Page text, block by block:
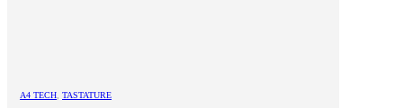
A4 TECH TASTATURE